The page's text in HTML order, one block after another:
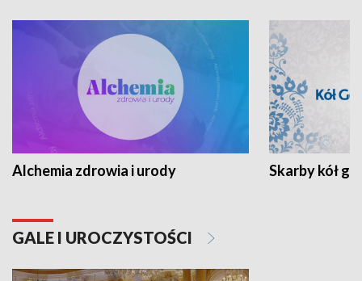
Alchemia zdrowia i urody Skarby kół
GALE I UROCZYSTOŚCI